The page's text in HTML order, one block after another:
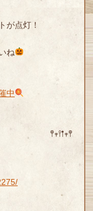
が点灯！
ね
中